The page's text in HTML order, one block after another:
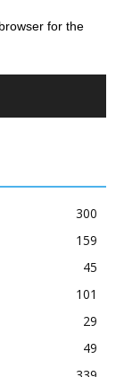
for the
300
159
45
101
29
49